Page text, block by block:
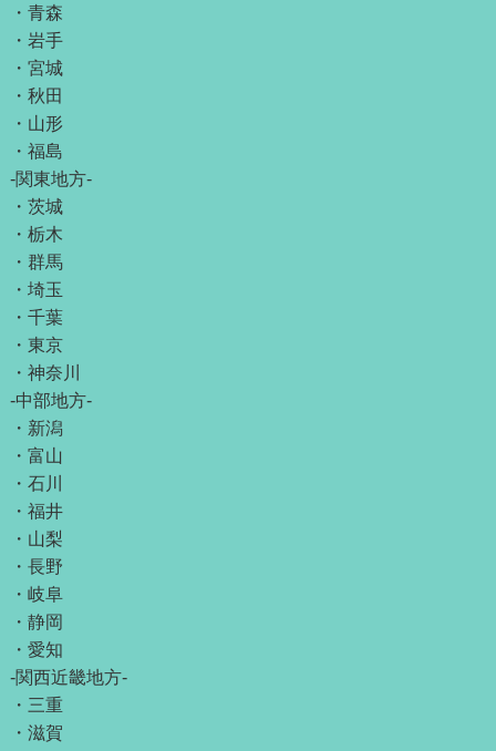
・ 青森
・ 岩手
・ 宮城
・ 秋田
・ 山形
・ 福島
-関東地方-
・ 茨城
・ 栃木
・ 群馬
・ 埼玉
・ 千葉
・ 東京
・ 神奈川
-中部地方-
・ 新潟
・ 富山
・ 石川
・ 福井
・ 山梨
・ 長野
・ 岐阜
・ 静岡
・ 愛知
-関西近畿地方-
・ 三重
・ 滋賀